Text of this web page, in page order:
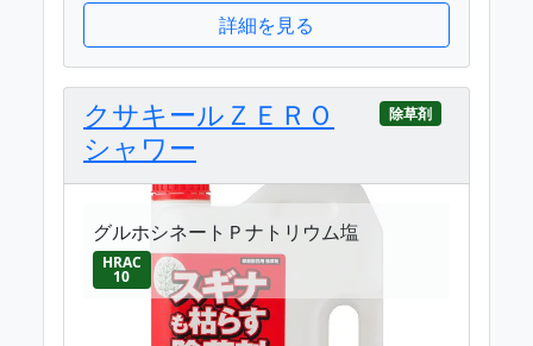
詳細を見る
クサキールＺＥＲＯ
シャワー
除草剤
グルホシネートＰナトリウム塩
HRAC
10